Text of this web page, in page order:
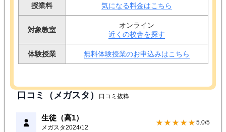
授業料 気になる料金はこちら
対象教室
オンライン
近くの校舎を探す
体験授業 無料体験授業のお申込みはこちら
口コミ（メガスタ） 口コミ抜粋
生徒（高1）
メガスタ2024/12
★★★★★ 5.0/5